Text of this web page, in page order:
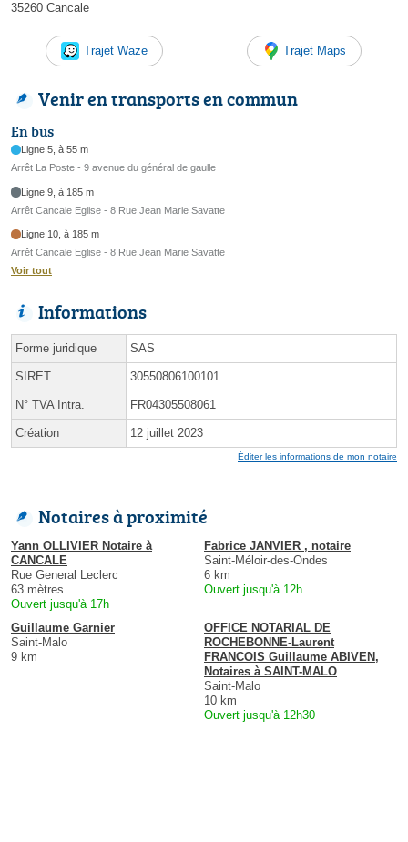
35260 Cancale
Trajet Waze Trajet Maps
Venir en transports en commun
En bus
Ligne 5, à 55 m
Arrêt La Poste - 9 avenue du général de gaulle
Ligne 9, à 185 m
Arrêt Cancale Eglise - 8 Rue Jean Marie Savatte
Ligne 10, à 185 m
Arrêt Cancale Eglise - 8 Rue Jean Marie Savatte
Voir tout
Informations
Forme juridique SAS
SIRET 30550806100101
N° TVA Intra. FR04305508061
Création 12 juillet 2023
Éditer les informations de mon notaire
Notaires à proximité
Yann OLLIVIER Notaire à
CANCALE
Rue General Leclerc
63 mètres
Ouvert jusqu'à 17h
Fabrice JANVIER , notaire
Saint-Méloir-des-Ondes
6 km
Ouvert jusqu'à 12h
Guillaume Garnier
Saint-Malo
9 km
OFFICE NOTARIAL DE
ROCHEBONNE-Laurent
FRANCOIS Guillaume ABIVEN,
Notaires à SAINT-MALO
Saint-Malo
10 km
Ouvert jusqu'à 12h30